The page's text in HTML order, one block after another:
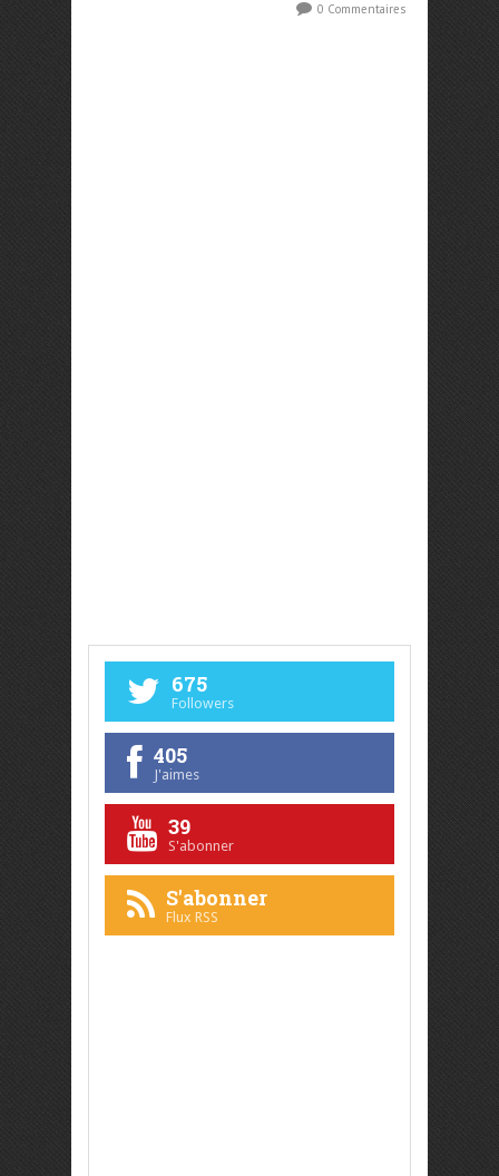
0 Commentaires
675
Followers
405
J'aimes
39
S'abonner
S'abonner
Flux RSS